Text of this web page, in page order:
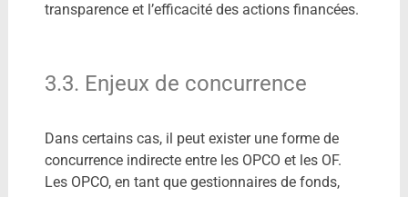
transparence et l’efficacité des actions financées.
3.3. Enjeux de concurrence
Dans certains cas, il peut exister une forme de
concurrence indirecte entre les OPCO et les OF.
Les OPCO, en tant que gestionnaires de fonds,